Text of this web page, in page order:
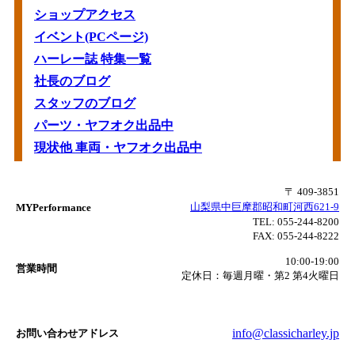
ショップアクセス
イベント(PCページ)
ハーレー誌 特集一覧
社長のブログ
スタッフのブログ
パーツ・ヤフオク出品中
現状他 車両・ヤフオク出品中
MYPerformance
〒 409-3851
山梨県中巨摩郡昭和町河西621-9
TEL: 055-244-8200
FAX: 055-244-8222
営業時間
10:00-19:00
定休日：毎週月曜・第2 第4火曜日
お問い合わせアドレス info@classicharley.jp